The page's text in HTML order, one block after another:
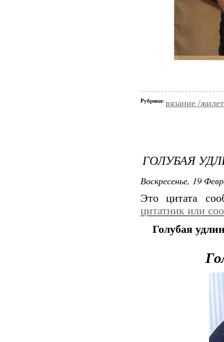
Рубрики: вязание /
ГОЛУБАЯ
Воскресенье, 19
Это цитата
цитатник или
Голубая